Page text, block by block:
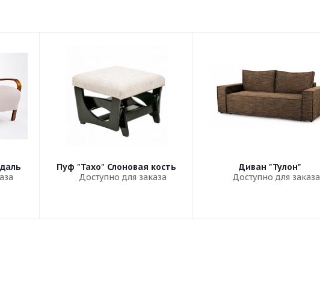
Пуф "Тахо" Слоновая кость
Доступно для заказа
Диван "Тулон"
Доступно для заказа